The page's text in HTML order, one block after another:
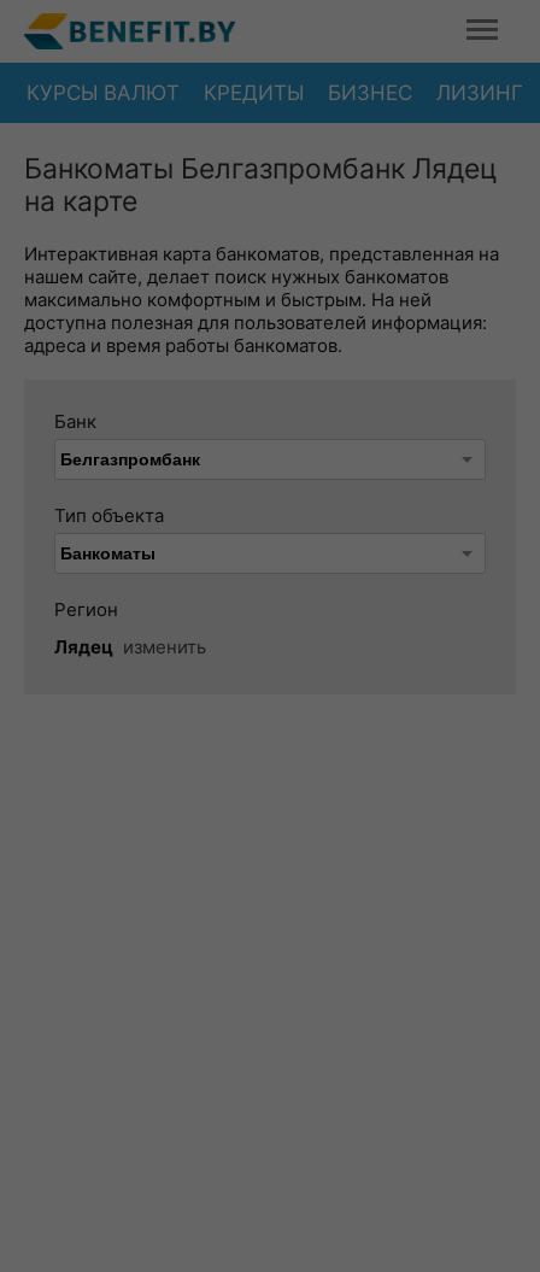
КУРСЫ ВАЛЮТ КРЕДИТЫ БИЗНЕС ЛИЗИНГ
Банкоматы Белгазпромбанк Лядец
на карте
Интерактивная карта банкоматов, представленная на
нашем сайте, делает поиск нужных банкоматов
максимально комфортным и быстрым. На ней
доступна полезная для пользователей информация:
адреса и время работы банкоматов.
Банк
Тип объекта
Регион
Лядец изменить